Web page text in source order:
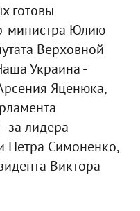
готовы
министра Юлию
Верховной
Украина -
Яценюка,
за лидера
Петра Симоненко,
Виктора